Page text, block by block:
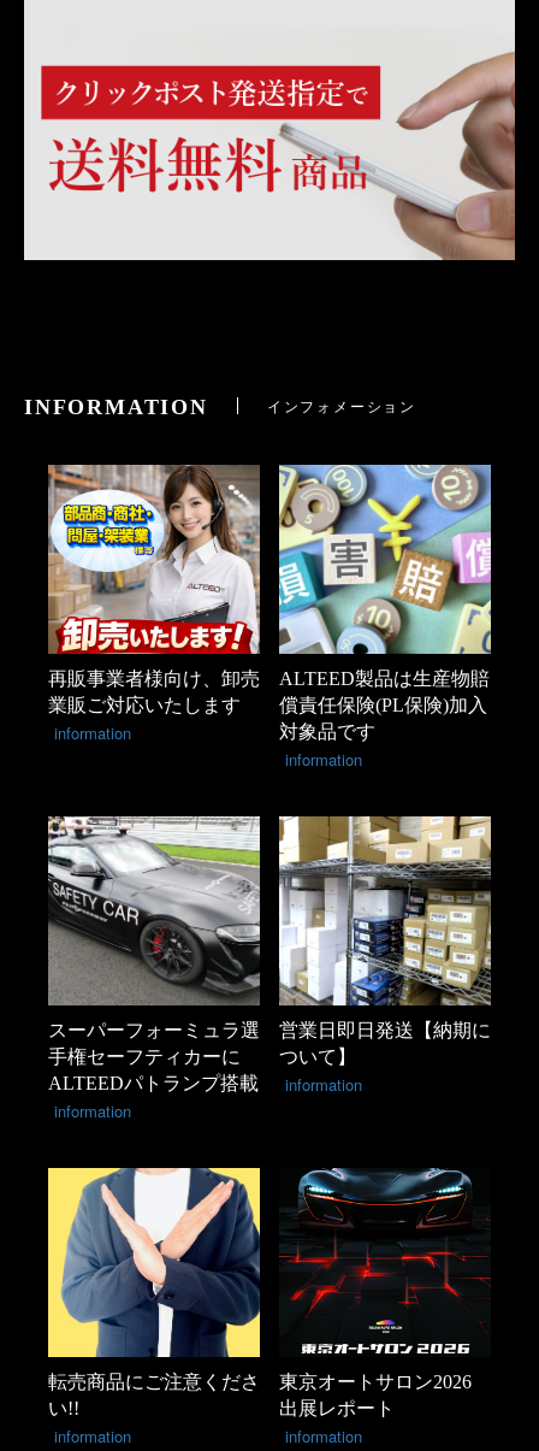
INFORMATION インフォメーション
再販事業者様向け、卸売
業販ご対応いたします
information
ALTEED製品は生産物賠
償責任保険(PL保険)加入
対象品です
information
スーパーフォーミュラ選
手権セーフティカーに
ALTEEDパトランプ搭載
information
営業日即日発送【納期に
ついて】
information
転売商品にご注意くださ
い!!
information
東京オートサロン2026
出展レポート
information